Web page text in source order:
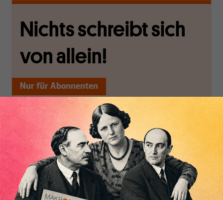
Nichts schreibt sich
von allein!
Nur für Abonnenten
MAKROSKOP analysiert
wirtschaftspolitische
Themen aus einer
postkeynesianischen
Perspektive und ist damit
in Deutschland einzigartig.
MAKROSKOP steht für
das große Ganze. Wir
Wir verlassen die
journalistische Filterblase,
in der sich viele
eingerichtet haben. Wir
öffnen Fenster und
bringen frische Luft in die
engen und verstaubten
Debattenräume.